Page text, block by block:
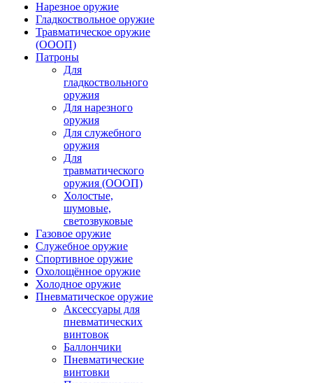
Нарезное оружие
Гладкоствольное оружие
Травматическое оружие
(ОООП)
Патроны
Для
гладкоствольного
оружия
Для нарезного
оружия
Для служебного
оружия
Для
травматического
оружия (ОООП)
Холостые,
шумовые,
светозвуковые
Газовое оружие
Служебное оружие
Спортивное оружие
Охолощённое оружие
Холодное оружие
Пневматическое оружие
Аксессуары для
пневматических
винтовок
Баллончики
Пневматические
винтовки